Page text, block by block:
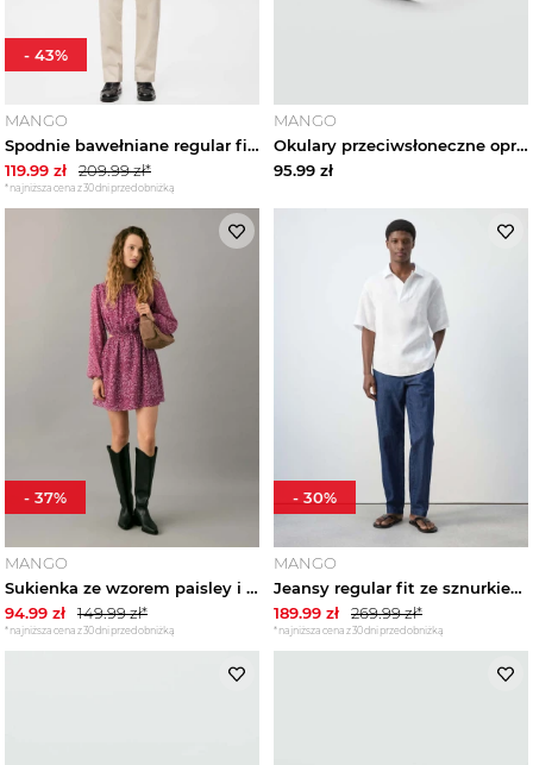
MANGO
Spodnie bawełniane regular fit piaskowy - Mężczyzna - MANGO MAN
119.99 zł 209.99zł*
*najniższa cena z 30 dni przed obniżką
- 43%
MANGO
Okulary przeciwsłoneczne oprawa z tworzywa czarny - Kobieta - Rozmiar uniwersalny - MANGO
95.99 zł
MANGO
Sukienka ze wzorem paisley i wycięciami kasztanowy - Teen - MANGO TEEN
94.99 zł 149.99zł*
*najniższa cena z 30 dni przed obniżką
- 37%
MANGO
Jeansy regular fit ze sznurkiem ciemnoniebieski - Mężczyzna - MANGO MAN
189.99 zł 269.99zł*
*najniższa cena z 30 dni przed obniżką
- 30%